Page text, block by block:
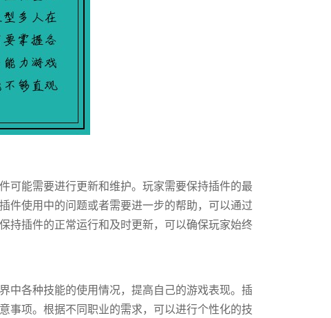
可能需要进行更新和维护。玩家需要保持插件的最
件使用中的问题或者需要进一步的帮助，可以通过
持插件的正常运行和及时更新，可以确保玩家始终
中各种技能的使用情况，提高自己的游戏表现。插
事项。根据不同职业的需求，可以进行个性化的技